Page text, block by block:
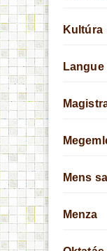
Kultúra
Mens
Menza